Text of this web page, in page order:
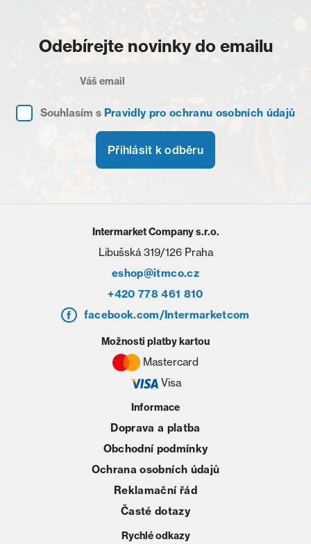
Odebírejte novinky do emailu
Souhlasím s Pravidly pro ochranu osobních údajů
Přihlásit k odběru
Intermarket Company s.r.o.
Libušská 319/126 Praha
eshop@itmco.cz
+420 778 461 810
facebook.com/Intermarketcom
Informace
Doprava a platba
Obchodní podmínky
Ochrana osobních údajů
Reklamační řád
Časté dotazy
Rychlé odkazy
Možnosti platby kartou
Mastercard
Visa